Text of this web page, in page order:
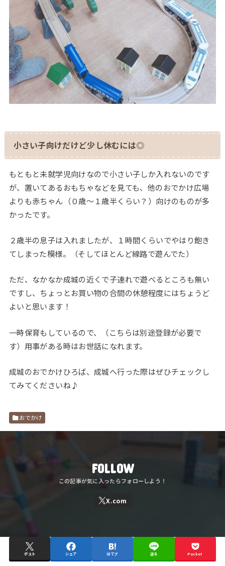
小さい子向けだけど少し休むには◎
もともと未就学児向けなので小さい子しか入れないのです
が、置いてあるおもちゃなどを見ても、他のおでかけ広場
よりも赤ちゃん（０歳～１歳半くらい？）向けのものが多
かったです。
２歳半の息子は入れましたが、１時間くらいでやはり飽き
てしまった模様。（そしてほとんど線路で遊んでた）
ただ、なかなか成城の近くで子連れで遊べるところも無い
ですし、ちょっとお買い物の合間の休憩程度にはちょうど
よいと思います！
一時保育もしているので、（こちらは別途登録が必要で
す）用事がある時はお世話になれます。
成城のおでかけひろば、成城へ行った際はぜひチェックし
てみてくださいね♪
おでかけ
FOLLOW
ポスト シェア はてブ 送る Pocket